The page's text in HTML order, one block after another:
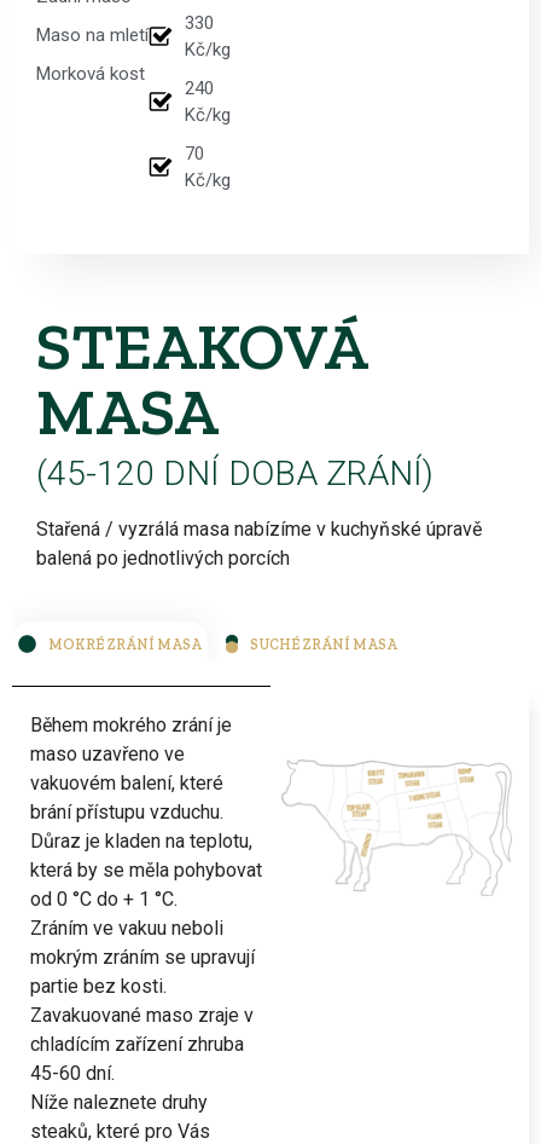
Maso na mletí
Morková kost
330
Kč/kg
240
Kč/kg
70
Kč/kg
STEAKOVÁ
MASA
(45-120 DNÍ DOBA ZRÁNÍ)
Stařená / vyzrálá masa nabízíme v kuchyňské úpravě
balená po jednotlivých porcích
MOKRÉ ZRÁNÍ MASA SUCHÉ ZRÁNÍ MASA
Během mokrého zrání je
maso uzavřeno ve
vakuovém balení, které
brání přístupu vzduchu.
Důraz je kladen na teplotu,
která by se měla pohybovat
od 0 °C do + 1 °C.
Zráním ve vakuu neboli
mokrým zráním se upravují
partie bez kosti.
Zavakuované maso zraje v
chladícím zařízení zhruba
45-60 dní.
Níže naleznete druhy
steaků, které pro Vás